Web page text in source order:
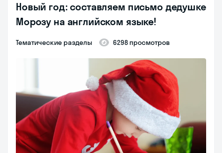
Новый год: составляем письмо дедушке
Морозу на английском языке!
Тематические разделы 6298 просмотров